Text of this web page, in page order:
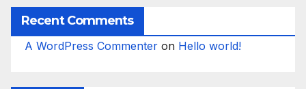
Recent Comments
A WordPress Commenter on Hello world!